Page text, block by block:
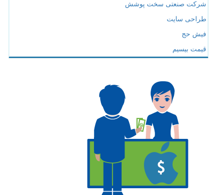
شرکت صنعتی سخت پوشش
طراحی سایت
فیش حج
قیمت بیسیم